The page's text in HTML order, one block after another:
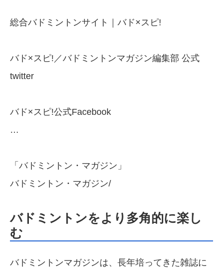
総合バドミントンサイト｜バド×スピ!
バド×スピ!／バドミントンマガジン編集部 公式
twitter
バド×スピ!公式Facebook
…
「バドミントン・マガジン」
バドミントン・マガジン/
バドミントンをより多角的に楽し
む
バドミントンマガジンは、長年培ってきた雑誌に